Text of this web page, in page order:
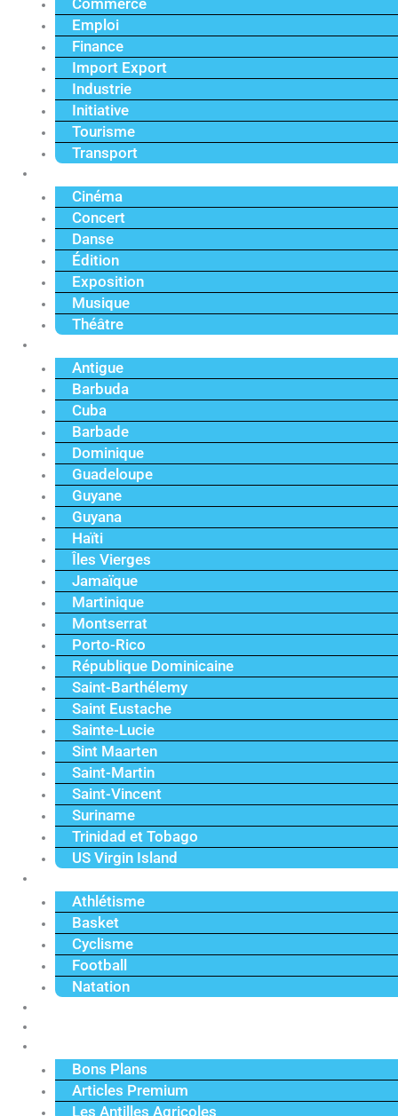
Commerce
Emploi
Finance
Import Export
Industrie
Initiative
Tourisme
Transport
Cinéma
Concert
Danse
Édition
Exposition
Musique
Théâtre
Antigue
Barbuda
Cuba
Barbade
Dominique
Guadeloupe
Guyane
Guyana
Haïti
Îles Vierges
Jamaïque
Martinique
Montserrat
Porto-Rico
République Dominicaine
Saint-Barthélemy
Saint Eustache
Sainte-Lucie
Sint Maarten
Saint-Martin
Saint-Vincent
Suriname
Trinidad et Tobago
US Virgin Island
Athlétisme
Basket
Cyclisme
Football
Natation
Bons Plans
Articles Premium
Les Antilles Agricoles